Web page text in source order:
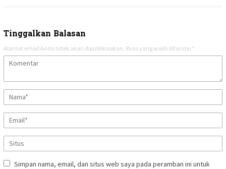
Tinggalkan Balasan
Alamat email Anda tidak akan dipublikasikan. Ruas yang wajib ditandai *
Simpan nama, email, dan situs web saya pada peramban ini untuk